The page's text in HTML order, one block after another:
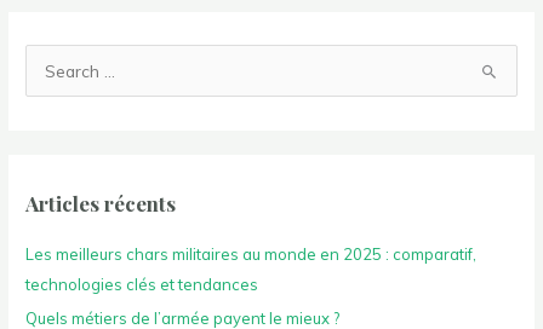
e
c
h
e
Articles récents
Les meilleurs chars militaires au monde en 2025 : comparatif,
technologies clés et tendances
Quels métiers de l’armée payent le mieux ?